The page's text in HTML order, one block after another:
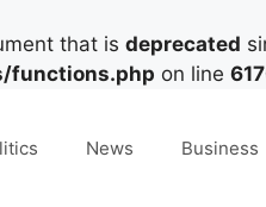
that is deprecated
functions.php on line
News Business